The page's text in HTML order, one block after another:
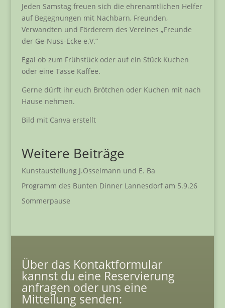
Jeden Samstag freuen sich die ehrenamtlichen Helfer
auf Begegnungen mit Nachbarn, Freunden,
Verwandten und Förderern des Vereines „Freunde
der Ge-Nuss-Ecke e.V.“
Egal ob zum Frühstück oder auf ein Stück Kuchen
oder eine Tasse Kaffee.
Gerne dürft ihr euch Brötchen oder Kuchen mit nach
Hause nehmen.
Bild mit Canva erstellt
Weitere Beiträge
Kunstaustellung J.Osselmann und E. Ba
Programm des Bunten Dinner Lannesdorf am 5.9.26
Sommerpause
Über das Kontaktformular
kannst du eine Reservierung
anfragen oder uns eine
Mitteilung senden: